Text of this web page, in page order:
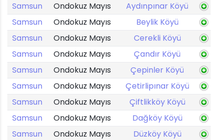
Samsun Ondokuz Mayıs
Aydınpınar Köyü
Samsun
Ondokuz Mayıs
Beylik Köyü
Samsun
Ondokuz Mayıs
Cerekli Köyü
Samsun
Ondokuz Mayıs
Çandır Köyü
Samsun
Ondokuz Mayıs
Çepinler Köyü
Samsun
Ondokuz Mayıs
Çetirlipınar Köyü
Samsun
Ondokuz Mayıs
Çiftlikköy Köyü
Samsun
Ondokuz Mayıs
Dağköy Köyü
Samsun
Ondokuz Mayıs
Düzköy Köyü